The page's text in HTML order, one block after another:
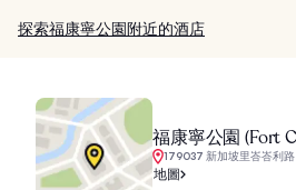
探索福康寧公園附近的酒店
福康寧公園 (Fort
179037 新加坡里峇峇利
地圖